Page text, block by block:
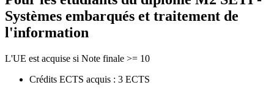
Systèmes embarqués et traitement de
l'information
L'UE est acquise si Note finale >= 10
Crédits ECTS acquis : 3 ECTS